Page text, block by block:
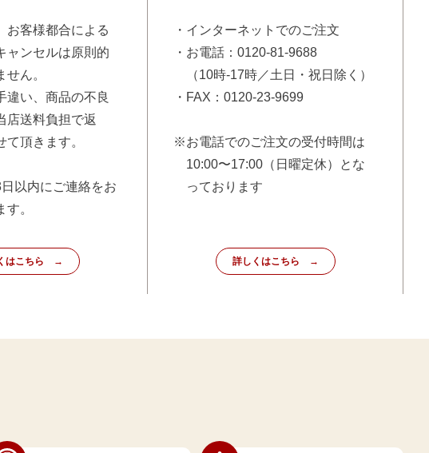
お客様都合による
ャンセルは原則的
ん。
違い、商品の不良
店送料負担で返
頂きます。
以内にご連絡をお
。
はこちら
・インターネットでのご注文
・お電話：0120-81-9688
（10時-17時／土日・祝日除く）
・FAX：0120-23-9699
※お電話でのご注文の受付時間は
10:00〜17:00（日曜定休）とな
っております
詳しくはこちら